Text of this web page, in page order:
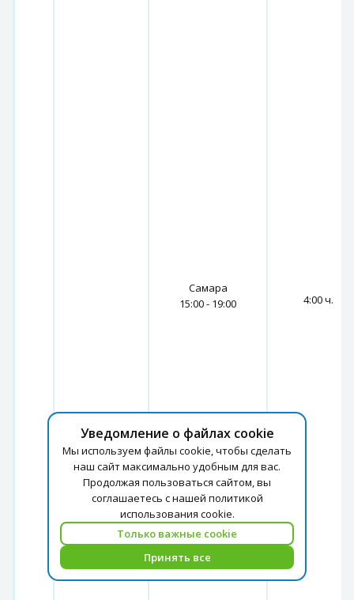
Самара
15:00 - 19:00
4:00 ч.
Уведомление о файлах cookie
Мы используем файлы cookie, чтобы сделать
наш сайт максимально удобным для вас.
Продолжая пользоваться сайтом, вы
соглашаетесь с нашей политикой
использования cookie.
Только важные cookie
Принять все